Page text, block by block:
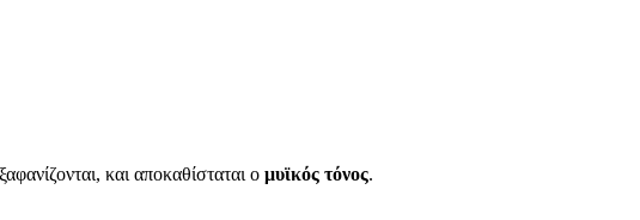
και αποκαθίσταται ο μυϊκός τόνος.